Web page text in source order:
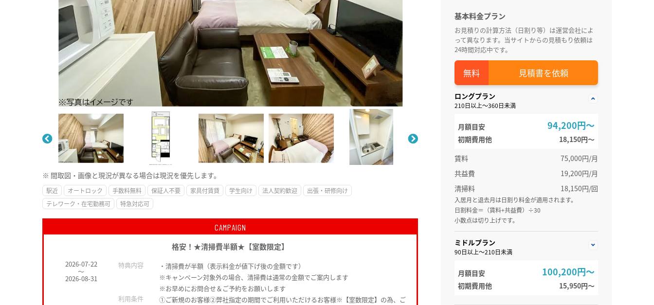
※ 間取図・画像と現況が異なる場合は現況を優先します。
駅近 オートロック 手数料無料 保証人不要 家具付賃貸 学生向け 法人契約歓迎
出張・研修向け
テレワーク・在宅勤務可
特急対応可
CAMPAIGN
格安！★清掃費半額★【室数限定】
2026-07-22
～
2026-08-31
特典内容
・清掃費が半額（表示料金が値下げ後の金額です）
※キャンペーン対象外の場合、清掃費は通常の金額でご案内します
※お早めにお問合せ＆ご予約をお願いします
利用条件
①ご新規のお客様②弊社指定の期間でご利用いただけるお客様※【室数限定】の為、ご
基本料金プラン
お見積りの計算方法（日割り等）は運営会社によ
って異なります。当サイトからの見積もり依頼は
24時間対応中です。
見積書を依頼
ロングプラン
210日以上～360日未満
月額目安 94,200円～
初期費用他
18,150円〜
賃料
75,000円/月
共益費
19,200円/月
清掃料
18,150円/回
入居月と退去月は日割り料金が適用されます。
日割料金＝（賃料+共益費）÷30
小数点は切り上げです。
ミドルプラン
90日以上～210日未満
月額目安 100,200円～
初期費用他 15,950円〜